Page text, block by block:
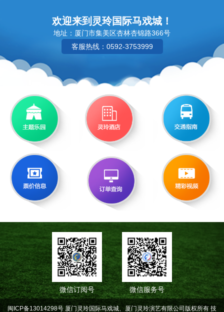
欢迎来到灵玲国际马戏城！
地址：厦门市集美区杏林杏锦路366号
客服热线：0592-3753999
微信订阅号 微信服务号
闽ICP备13014298号 厦门灵玲国际马戏城、厦门灵玲演艺有限公司版权所有 技